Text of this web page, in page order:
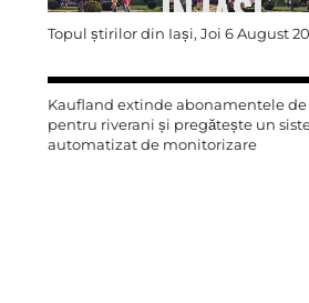
Topul știrilor din Iași, Joi 6 August
Kaufland extinde abonamentele de
pentru riverani și pregătește un
automatizat de monitorizare